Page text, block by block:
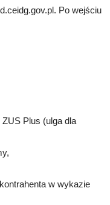
Po wejściu
Plus (ulga dla
w wykazie